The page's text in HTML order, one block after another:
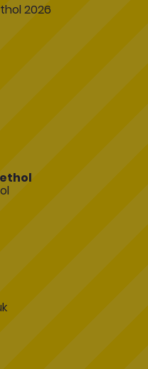
2026